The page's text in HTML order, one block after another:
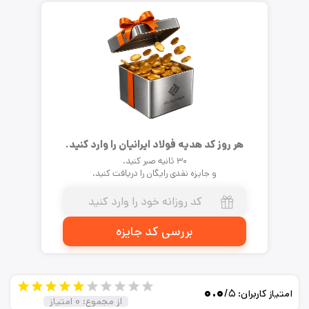
هر روز کد هدیه فولاد ایرانیان را وارد کنید.
۳۰ ثانیه صبر کنید.
و جایزه نقدی رایگان را دریافت کنید.
بررسی کد جایزه
امتیاز کاربران: ۰.۰/۵
از مجموع: ۰ امتیاز